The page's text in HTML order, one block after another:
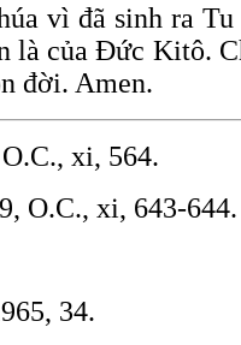
vì đã sinh ra
là của Đức Kitô.
đời. Amen.
xi, 564.
O.C., xi, 643-644.
34.